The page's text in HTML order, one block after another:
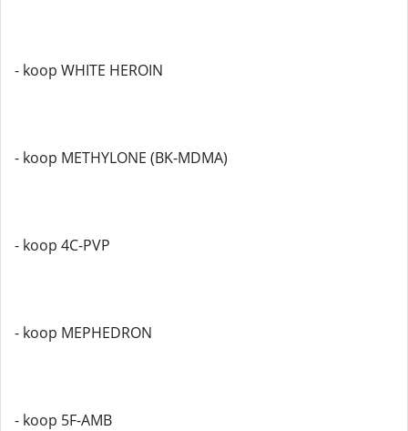
- koop WHITE HEROIN
- koop METHYLONE (BK-MDMA)
- koop 4C-PVP
- koop MEPHEDRON
- koop 5F-AMB